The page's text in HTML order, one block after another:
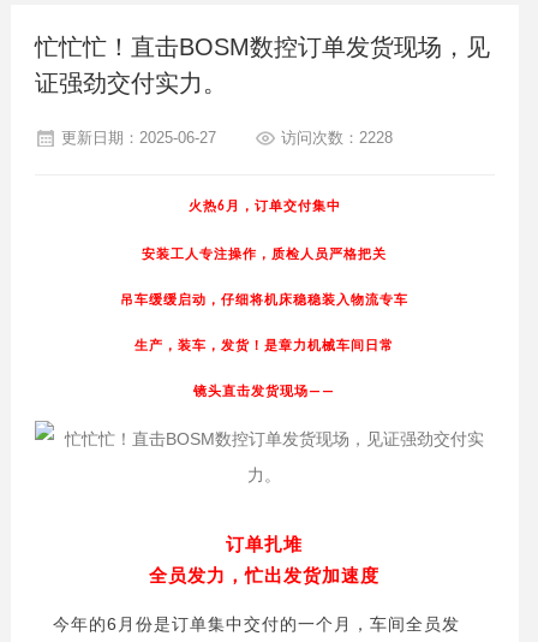
忙忙忙！直击BOSM数控订单发货现场，见
证强劲交付实力。
更新日期：2025-06-27 访问次数：2228
火热6 月，订单交付集中
安装工人专注操作，质检人员严格把关
吊车缓缓启动，仔细将机床稳稳装入物流专车
生产，装车，发货！是章力机械车间日常
镜头直击发货现场——
订单扎堆
全员发力，忙出发货加速度
今年的6月份是订单集中交付的一个月，车间全员发